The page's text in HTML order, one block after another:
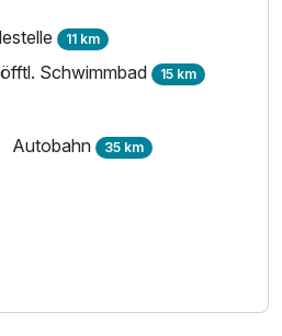
11 km
öfftl. Schwimmbad 15 km
Autobahn 35 km